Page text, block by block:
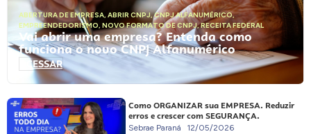
ABERTURA DE EMPRESA, ABRIR CNPJ,CNPJ ALFANUMÉRICO,
EMPREENDEDORISMO, NOVO FORMATO DE CNPJ,RECEITA FEDERAL
Vai abrir uma empresa? Entenda como
funciona o novo CNPJ Alfanumérico
ACESSAR
Como ORGANIZAR sua EMPRESA. Reduzir
erros e crescer com SEGURANÇA.
Sebrae Paraná 12/05/2026